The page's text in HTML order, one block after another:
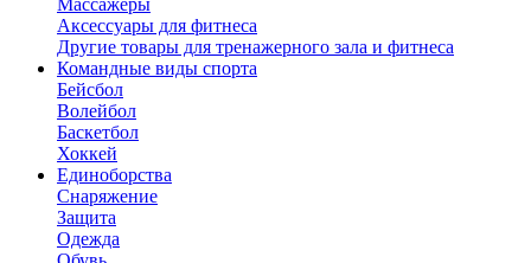
Массажеры
Аксессуары для фитнеса
Другие товары для тренажерного зала и фитнеса
Командные виды спорта
Бейсбол
Волейбол
Баскетбол
Хоккей
Единоборства
Снаряжение
Защита
Одежда